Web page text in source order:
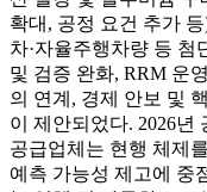
확대, 공정 요건 추가
차·자율주행차량 등 첨
및 검증 완화, RRM 운
의 연계, 경제 안보 및
이 제안되었다. 2026년
공급업체는 현행 체제
예측 가능성 제고에 중